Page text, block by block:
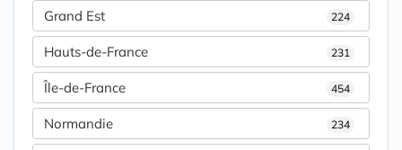
Grand Est 224
Hauts-de-France 231
Île-de-France 454
Normandie 234